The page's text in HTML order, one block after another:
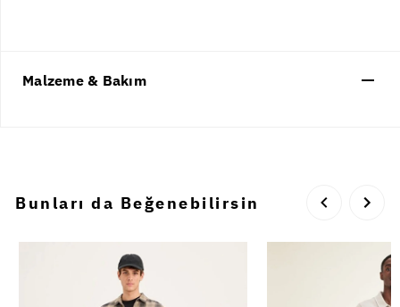
Malzeme & Bakım
Bunları da Beğenebilirsin